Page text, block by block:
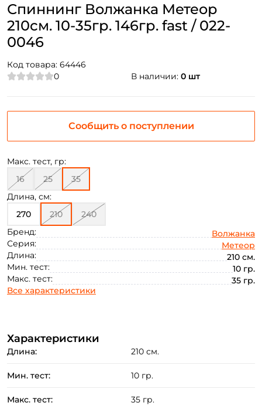
Спиннинг Волжанка Метеор
210см. 10-35гр. 146гр. fast / 022-
0046
Код товара: 64446
0
В наличии: 0 шт
Макс. тест, гр:
16
25
35
Длина, см:
270
210
240
Бренд:
Волжанка
Серия:
Метеор
Длина:
210 см.
Мин. тест:
10 гр.
Макс. тест:
35 гр.
Все характеристики
Сообщить о поступлении
Характеристики
Длина: 210 см.
Мин. тест: 10 гр.
Макс. тест: 35 гр.